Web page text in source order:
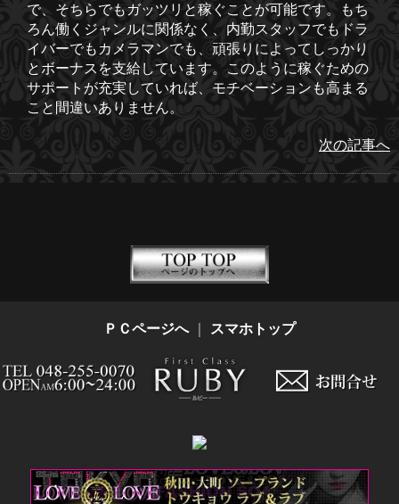
で、そちらでもガッツリと稼ぐことが可能です。もち
ろん働くジャンルに関係なく、内勤スタッフでもドラ
イバーでもカメラマンでも、頑張りによってしっかり
とボーナスを支給しています。このように稼ぐための
サポートが充実していれば、モチベーションも高まる
こと間違いありません。
次の記事へ
ＰＣページへ｜ スマホトップ